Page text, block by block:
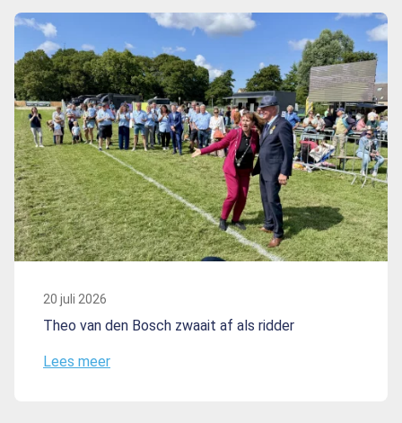
20 juli 2026
Theo van den Bosch zwaait af als ridder
Lees meer